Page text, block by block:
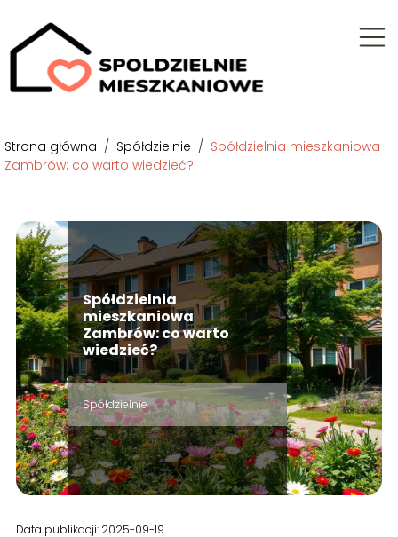
Strona główna / Spółdzielnie / Spółdzielnia mieszkaniowa
Zambrów: co warto wiedzieć?
Spółdzielnia
mieszkaniowa
Zambrów: co warto
wiedzieć?
Spółdzielnie
Data publikacji: 2025-09-19